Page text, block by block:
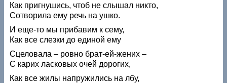
Как пригнушись, чтоб не слышал никто,
Сотворила ему речь на ушко.
И еще-то мы прибавим к сему,
Как все слезки до единой ему
Сцеловала – ровно брат-ей-жених –
С карих ласковых очей дорогих,
Как все жилы напружились на лбу,